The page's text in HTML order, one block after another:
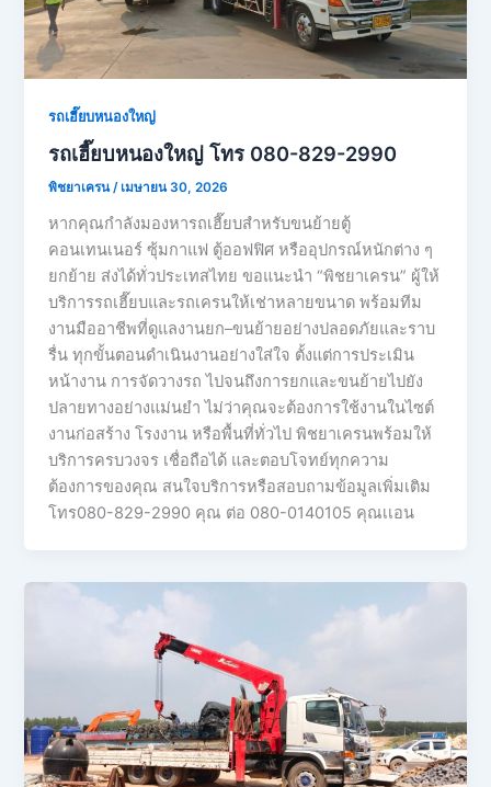
รถเฮี๊ยบหนองใหญ่
รถเฮี๊ยบหนองใหญ่ โทร 080-829-2990
พิชยาเครน/ เมษายน 30, 2026
หากคุณกำลังมองหารถเฮี๊ยบสำหรับขนย้ายตู้
คอนเทนเนอร์ ซุ้มกาแฟ ตู้ออฟฟิศ หรืออุปกรณ์หนักต่าง ๆ
ยกย้าย ส่งได้ทั่วประเทสไทย ขอแนะนำ “พิชยาเครน” ผู้ให้
บริการรถเฮี๊ยบและรถเครนให้เช่าหลายขนาด พร้อมทีม
งานมืออาชีพที่ดูแลงานยก–ขนย้ายอย่างปลอดภัยและราบ
รื่น ทุกขั้นตอนดำเนินงานอย่างใส่ใจ ตั้งแต่การประเมิน
หน้างาน การจัดวางรถ ไปจนถึงการยกและขนย้ายไปยัง
ปลายทางอย่างแม่นยำ ไม่ว่าคุณจะต้องการใช้งานในไซต์
งานก่อสร้าง โรงงาน หรือพื้นที่ทั่วไป พิชยาเครนพร้อมให้
บริการครบวงจร เชื่อถือได้ และตอบโจทย์ทุกความ
ต้องการของคุณ สนใจบริการหรือสอบถามข้อมูลเพิ่มเติม
โทร080-829-2990 คุณ ต่อ 080-0140105 คุณเเอน